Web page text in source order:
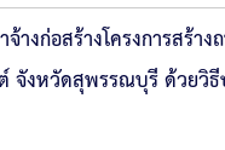
จ้างก่อสร้างโครงการส
จังหวัดสุพรรณบุรี ด้วยวิ